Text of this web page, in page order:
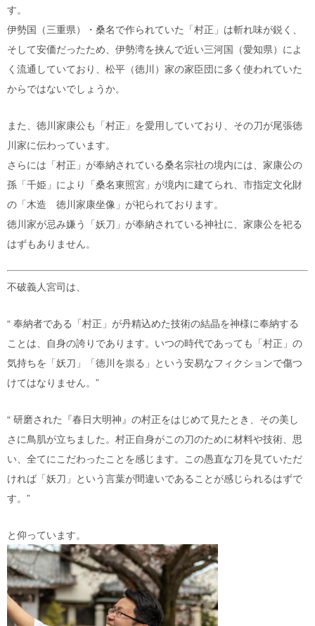
す。
伊勢国（三重県）・桑名で作られていた「村正」は斬れ味が鋭く、
そして安価だったため、伊勢湾を挟んで近い三河国（愛知県）によ
く流通していており、松平（徳川）家の家臣団に多く使われていた
からではないでしょうか。
また、徳川家康公も「村正」を愛用していており、その刀が尾張徳
川家に伝わっています。
さらには「村正」が奉納されている桑名宗社の境内には、家康公の
孫「千姫」により「桑名東照宮」が境内に建てられ、市指定文化財
の「木造 徳川家康坐像」が祀られております。
徳川家が忌み嫌う「妖刀」が奉納されている神社に、家康公を祀る
はずもありません。
不破義人宮司は、
“ 奉納者である「村正」が丹精込めた技術の結晶を神様に奉納する
ことは、自身の誇りであります。いつの時代であっても「村正」の
気持ちを「妖刀」「徳川を祟る」という安易なフィクションで傷つ
けてはなりません。”
“ 研磨された『春日大明神』の村正をはじめて見たとき、その美し
さに鳥肌が立ちました。村正自身がこの刀のために材料や技術、思
い、全てにこだわったことを感じます。この愚直な刀を見ていただ
ければ「妖刀」という言葉が間違いであることが感じられるはずで
す。”
と仰っています。